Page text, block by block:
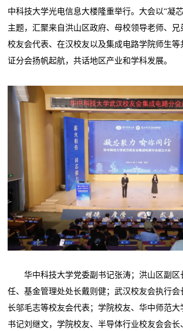
中科技大学光电信息大楼隆重举行。大会以“凝
主题，汇聚来自洪山区政府、母校领导老师、兄
校友会代表、在汉校友以及集成电路学院师生等
证分会扬帆起航，共话地区产业和学科发展。
华中科技大学党委副书记张涛；洪山区副区
任、基金管理处处长戴则健；武汉校友会执行
长邬毛志等校友会代表；学院校友、华中师范
书记刘继文，学院校友、半导体行业校友会会